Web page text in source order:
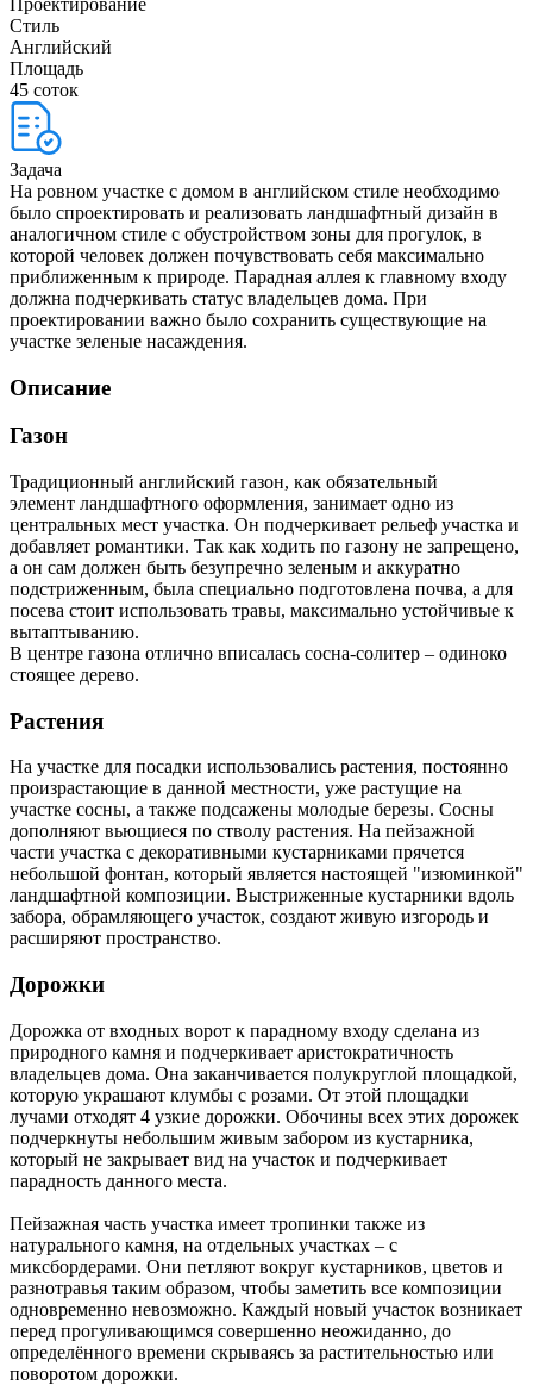
Стиль
Английский
Площадь
45 соток
Задача
На ровном участке с домом в английском стиле необходимо
было спроектировать и реализовать ландшафтный дизайн в
аналогичном стиле с обустройством зоны для прогулок, в
которой человек должен почувствовать себя максимально
приближенным к природе. Парадная аллея к главному входу
должна подчеркивать статус владельцев дома. При
проектировании важно было сохранить существующие на
участке зеленые насаждения.
Описание
Газон
Традиционный английский газон, как обязательный
элемент ландшафтного оформления, занимает одно из
центральных мест участка. Он подчеркивает рельеф участка и
добавляет романтики. Так как ходить по газону не запрещено,
а он сам должен быть безупречно зеленым и аккуратно
подстриженным, была специально подготовлена почва, а для
посева стоит использовать травы, максимально устойчивые к
вытаптыванию.
В центре газона отлично вписалась сосна-солитер – одиноко
стоящее дерево.
Растения
На участке для посадки использовались растения, постоянно
произрастающие в данной местности, уже растущие на
участке сосны, а также подсажены молодые березы. Сосны
дополняют вьющиеся по стволу растения. На пейзажной
части участка с декоративными кустарниками прячется
небольшой фонтан, который является настоящей "изюминкой"
ландшафтной композиции. Выстриженные кустарники вдоль
забора, обрамляющего участок, создают живую изгородь и
расширяют пространство.
Дорожки
Дорожка от входных ворот к парадному входу сделана из
природного камня и подчеркивает аристократичность
владельцев дома. Она заканчивается полукруглой площадкой,
которую украшают клумбы с розами. От этой площадки
лучами отходят 4 узкие дорожки. Обочины всех этих дорожек
подчеркнуты небольшим живым забором из кустарника,
который не закрывает вид на участок и подчеркивает
парадность данного места.
Пейзажная часть участка имеет тропинки также из
натурального камня, на отдельных участках – с
миксбордерами. Они петляют вокруг кустарников, цветов и
разнотравья таким образом, чтобы заметить все композиции
одновременно невозможно. Каждый новый участок возникает
перед прогуливающимся совершенно неожиданно, до
определённого времени скрываясь за растительностью или
поворотом дорожки.